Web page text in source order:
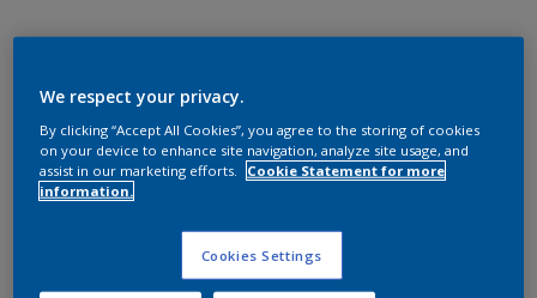
We respect your privacy.
By clicking “Accept All Cookies”, you agree to the storing of cookies
on your device to enhance site navigation, analyze site usage, and
assist in our marketing efforts.
Cookie Statement for more
information.
Cookies Settings